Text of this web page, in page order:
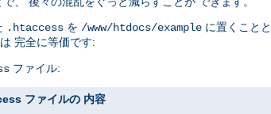
.htaccess を /www/htdocs/example に置くこと
完全に等価です:
ファイル:
ファイルの 内容